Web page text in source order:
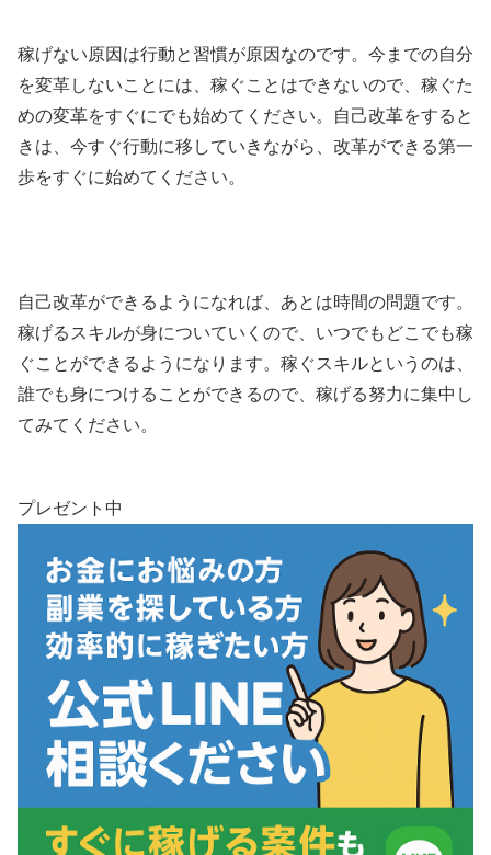
稼げない原因は行動と習慣が原因なのです。今までの自分
を変革しないことには、稼ぐことはできないので、稼ぐた
めの変革をすぐにでも始めてください。自己改革をすると
きは、今すぐ行動に移していきながら、改革ができる第一
歩をすぐに始めてください。
自己改革ができるようになれば、あとは時間の問題です。
稼げるスキルが身についていくので、いつでもどこでも稼
ぐことができるようになります。稼ぐスキルというのは、
誰でも身につけることができるので、稼げる努力に集中し
てみてください。
プレゼント中